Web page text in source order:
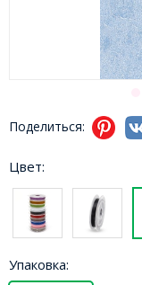
Поделиться:
Цвет:
Упаковка: